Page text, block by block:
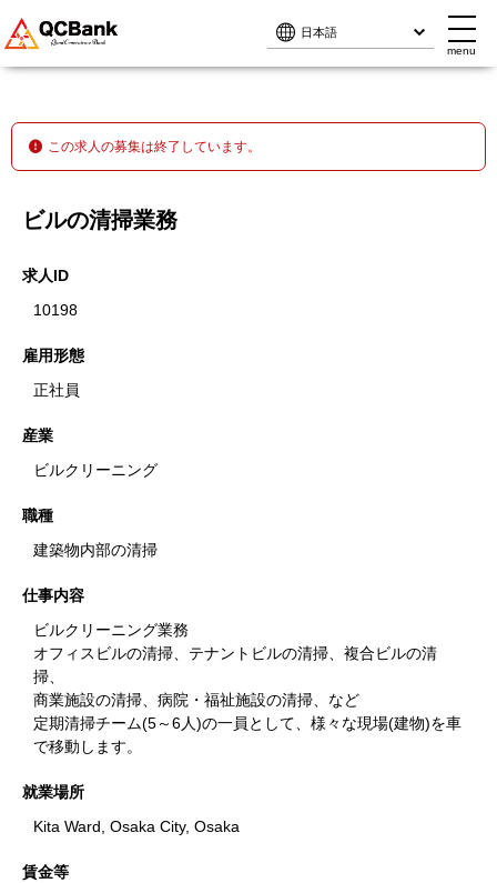
menu
menu
この求人の募集は終了しています。
ビルの清掃業務
求人ID
10198
雇用形態
正社員
産業
ビルクリーニング
職種
建築物内部の清掃
仕事内容
ビルクリーニング業務
オフィスビルの清掃、テナントビルの清掃、複合ビルの清
掃、
商業施設の清掃、病院・福祉施設の清掃、など
定期清掃チーム(5～6人)の一員として、様々な現場(建物)を車
で移動します。
就業場所
Kita Ward, Osaka City, Osaka
賃金等